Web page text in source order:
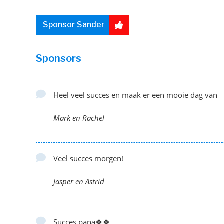
Sponsor Sander
Sponsors
Heel veel succes en maak er een mooie dag van
Mark en Rachel
Veel succes morgen!
Jasper en Astrid
Succes papa🍀🍀